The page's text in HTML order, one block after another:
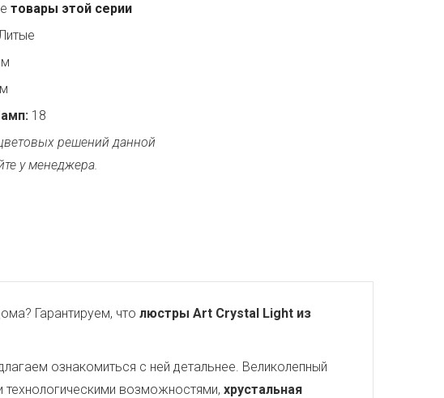
товары этой серии
18
решений данной
у менеджера.
Гарантируем, что люстры Art Crystal Light из
ознакомиться с ней детальнее. Великолепный
возможностями, хрустальная